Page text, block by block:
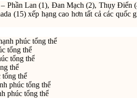
Phần Lan (1), Đan Mạch (2), Thụy Điển
(15) xếp hạng cao hơn tất cả các quốc
phúc tổng thể
tổng thể
tổng thể
thể
tổng thể
phúc tổng thể
phúc tổng thể